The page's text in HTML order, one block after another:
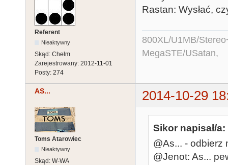
Referent
Nieaktywny
Skąd: Chełm
Zarejestrowany: 2012-11-01
Posty: 274
Rastan: Wysłać,
800XL/U1MB/
MegaSTE/USatan,
AS... 2014-10-29
Toms Atarowiec
Nieaktywny
Skąd: W-WA
Sikor napisał/a:
@As... - odbierz
@Jenot: As...